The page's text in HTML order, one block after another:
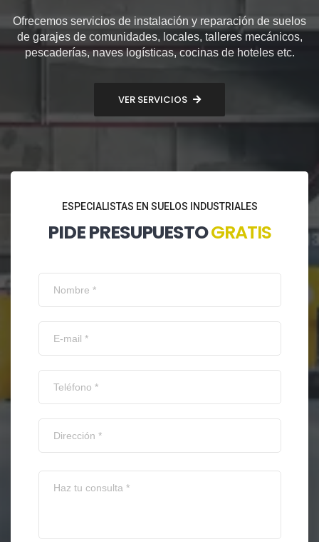
Ofrecemos servicios de instalación y reparación de suelos
de garajes de comunidades, locales, talleres mecánicos,
pescaderías, naves logísticas, cocinas de hoteles etc.
VER SERVICIOS
ESPECIALISTAS EN SUELOS INDUSTRIALES
PIDE PRESUPUESTOGRATIS